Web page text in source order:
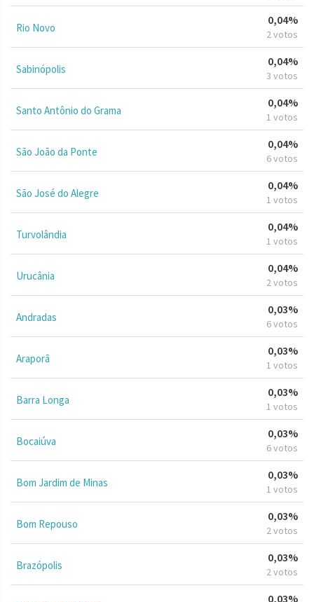
Rio Novo
0,04%
2 votos
Sabinópolis
0,04%
3 votos
Santo Antônio do Grama
0,04%
1 votos
São João da Ponte
0,04%
6 votos
São José do Alegre
0,04%
1 votos
Turvolândia
0,04%
1 votos
Urucânia
0,04%
2 votos
Andradas
0,03%
6 votos
Araporã
0,03%
1 votos
Barra Longa
0,03%
1 votos
Bocaiúva
0,03%
6 votos
Bom Jardim de Minas
0,03%
1 votos
Bom Repouso
0,03%
2 votos
Brazópolis
0,03%
2 votos
0,03%